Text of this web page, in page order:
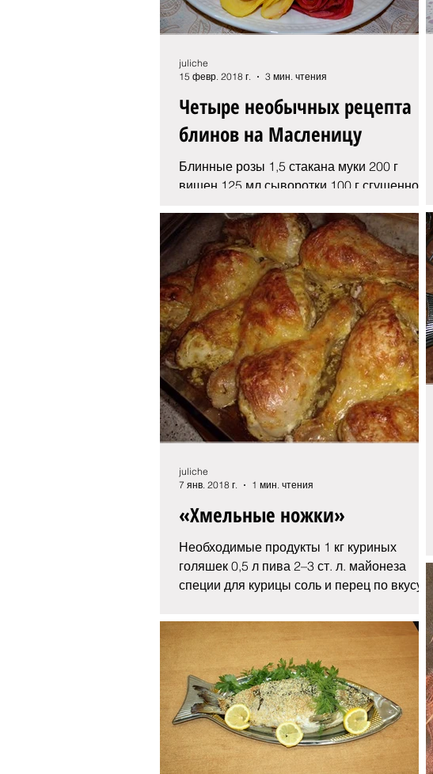
Четыре необычных рецепта
блинов на Масленицу
Блинные розы 1,5 стакана муки 200 г
вишен 125 мл сыворотки 100 г сгущенного
1 ст. л. сахара...
juliche
15 февр. 2018 г.
3 мин. чтения
«Хмельные ножки»
Необходимые продукты 1 кг куриных
голяшек 0,5 л пива 2–3 ст. л. майонеза
специи для курицы соль и перец по вкусу 1
juliche
7 янв. 2018 г.
1 мин. чтения